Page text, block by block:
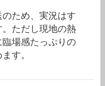
ため、実況はす
ただし現地の熱
場感たっぷりの
す。